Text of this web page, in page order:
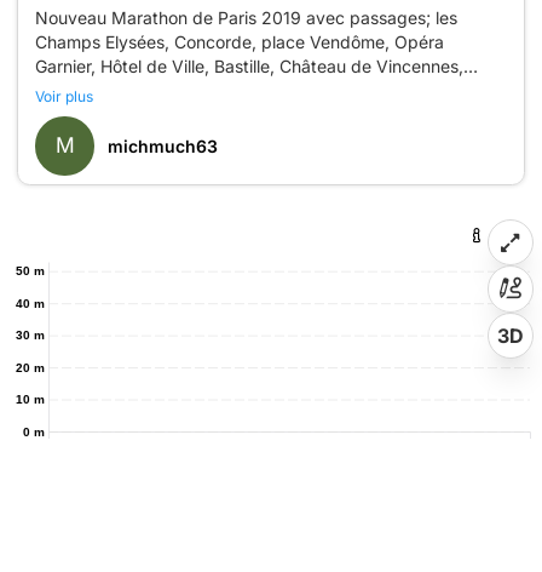
Nouveau Marathon de Paris 2019 avec passages; les
Champs Elysées, Concorde, place Vendôme, Opéra
Garnier, Hôtel de Ville, Bastille, Château de Vincennes,
Quais de Seine, Grand Palais, Tour Eiffel, Fondation Louis
Voir plus
M michmuch63
0 m
10 m
20 m
30 m
40 m
50 m
3D